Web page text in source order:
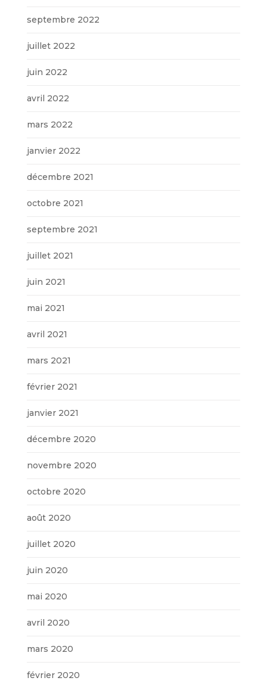
septembre 2022
juillet 2022
juin 2022
avril 2022
mars 2022
janvier 2022
décembre 2021
octobre 2021
septembre 2021
juillet 2021
juin 2021
mai 2021
avril 2021
mars 2021
février 2021
janvier 2021
décembre 2020
novembre 2020
octobre 2020
août 2020
juillet 2020
juin 2020
mai 2020
avril 2020
mars 2020
février 2020